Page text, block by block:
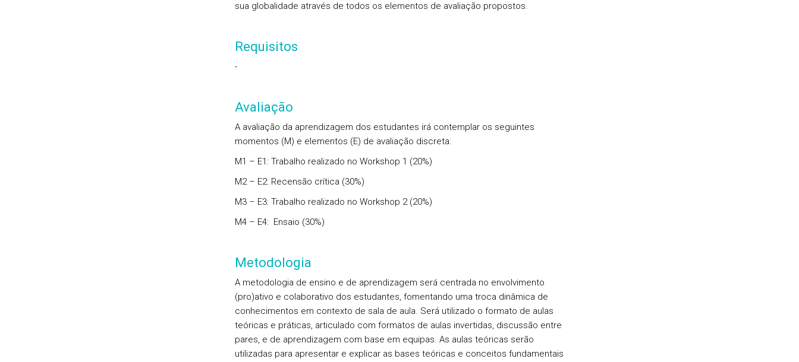
sua globalidade através de todos os elementos de avaliação propostos.
Requisitos
-
Avaliação
A avaliação da aprendizagem dos estudantes irá contemplar os seguintes
momentos (M) e elementos (E) de avaliação discreta:
M1 – E1: Trabalho realizado no Workshop 1 (20%)
M2 – E2: Recensão crítica (30%)
M3 – E3: Trabalho realizado no Workshop 2 (20%)
M4 – E4: Ensaio (30%)
Metodologia
A metodologia de ensino e de aprendizagem será centrada no envolvimento
(pro)ativo e colaborativo dos estudantes, fomentando uma troca dinâmica de
conhecimentos em contexto de sala de aula. Será utilizado o formato de aulas
teóricas e práticas, articulado com formatos de aulas invertidas, discussão entre
pares, e de aprendizagem com base em equipas. As aulas teóricas serão
utilizadas para apresentar e explicar as bases teóricas e conceitos fundamentais